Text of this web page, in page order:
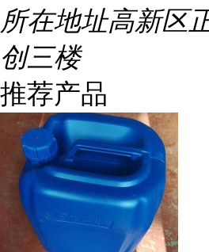
所在地址高新区
创三楼
推荐产品